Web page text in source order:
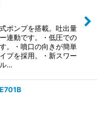
ポンプを搭載。吐出量
連動です。・低圧での
。・噴口の向きが簡単
プを採用。・新スワー
…